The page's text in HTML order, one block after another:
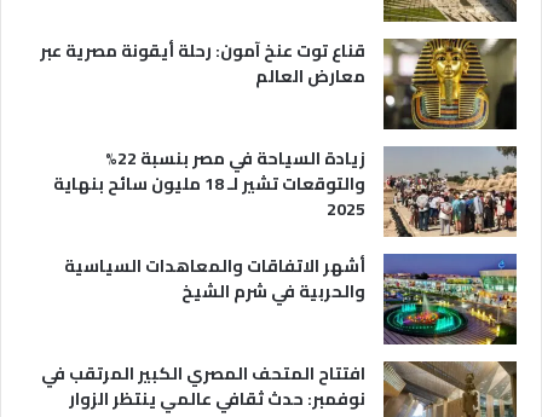
ح
ي
قناع توت عنخ آمون: رحلة أيقونة مصرية عبر
معارض العالم
زيادة السياحة في مصر بنسبة 22%
والتوقعات تشير لـ 18 مليون سائح بنهاية
2025
أشهر الاتفاقات والمعاهدات السياسية
والحربية في شرم الشيخ
افتتاح المتحف المصري الكبير المرتقب في
نوفمبر: حدث ثقافي عالمي ينتظر الزوار